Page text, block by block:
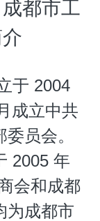
都市工
成立中共
员会。
2005 年
会和成都
为成都市